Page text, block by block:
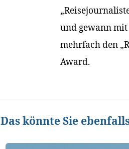
und gewann
mehrfach den
Award.
Das könnte Sie